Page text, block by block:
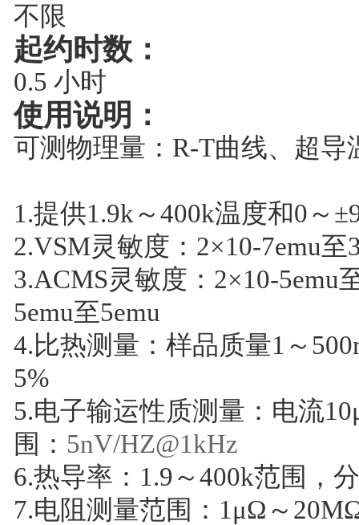
不限
起约时数：
0.5 小时
使用说明：
可测物理量：R-T曲线、超导
1.提供1.9k～400k温度和0～
2.VSM灵敏度：2×10-7emu至
3.ACMS灵敏度：2×10-5emu
5emu至5emu
4.比热测量：样品质量1～
5%
5.电子输运性质测量：电流
围： 5nV/HZ@1kHz
6.热导率：1.9～400k范围，
7.电阻测量范围：1μΩ～